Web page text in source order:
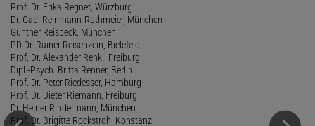
Prof. Dr. Erika Regnet, Würzburg
Dr. Gabi Reinmann-Rothmeier, München
Günther Reisbeck, München
PD Dr. Rainer Reisenzein, Bielefeld
Prof. Dr. Alexander Renkl, Freiburg
Dipl.-Psych. Britta Renner, Berlin
Prof. Dr. Peter Riedesser, Hamburg
Prof. Dr. Dieter Riemann, Freiburg
Dr. Heiner Rindermann, München
Prof. Dr. Brigitte Rockstroh, Konstanz